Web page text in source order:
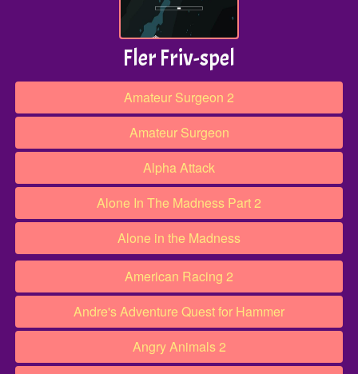
Fler Friv-spel
Amateur Surgeon 2
Amateur Surgeon
Alpha Attack
Alone In The Madness Part 2
Alone in the Madness
American Racing 2
Andre's Adventure Quest for Hammer
Angry Animals 2